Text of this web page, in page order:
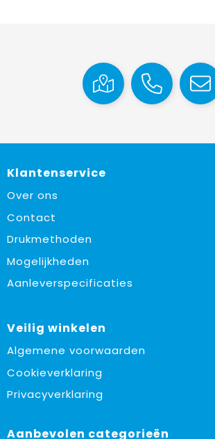
Klantenservice
Over ons
Contact
Drukmethoden
Mogelijkheden
Aanleverspecificaties
Veilig winkelen
Algemene voorwaarden
Cookieverklaring
Privacyverklaring
Aanbevolen categorieën